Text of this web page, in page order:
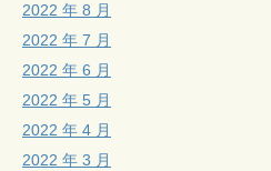
2022 年 8 月
2022 年 7 月
2022 年 6 月
2022 年 5 月
2022 年 4 月
2022 年 3 月